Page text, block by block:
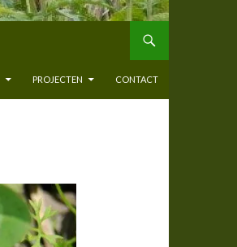
PROJECTEN CONTACT